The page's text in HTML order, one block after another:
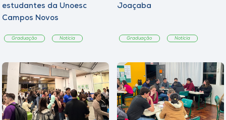
estudantes da Unoesc
Campos Novos
Graduação Notícia
Joaçaba
Graduação Notícia